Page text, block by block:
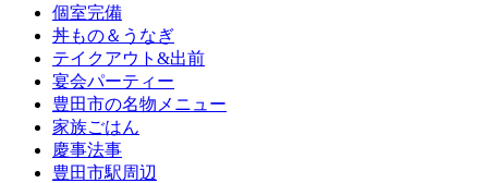
個室完備
丼もの＆うなぎ
テイクアウト&出前
宴会パーティー
豊田市の名物メニュー
家族ごはん
慶事法事
豊田市駅周辺